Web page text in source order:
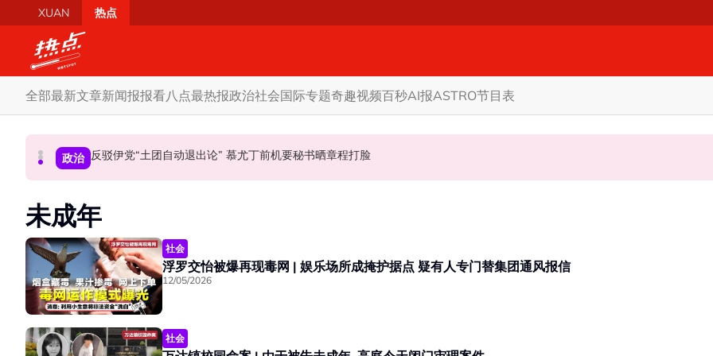
Skip to main content
XUAN 热点
全部最新文章新闻报报看八点最热报政治社会国际专题奇趣视频百秒AI报ASTRO节目表
政治 马六甲州选 | 甲州选席谈判现空间？ 法米：国阵开放态度值得探讨
政治 反驳伊党“土团自动退出论” 慕尤丁前机要秘书晒章程打脸
社会 国歌响起华人庙宇千人齐肃立 网友动容：这才是真正的马来西亚
未成年
社会
浮罗交怡被爆再现毒网 | 娱乐场所成掩护据点 疑有人专门替集团通风报信
12/05/2026
社会